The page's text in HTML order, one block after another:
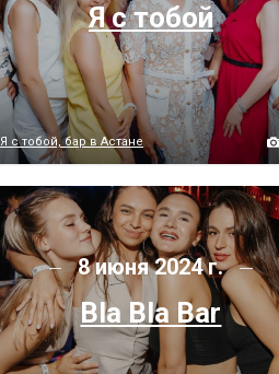
Я с тобой
Я с тобой, бар в Астане
8 июня 2024 г.
Bla Bla Bar